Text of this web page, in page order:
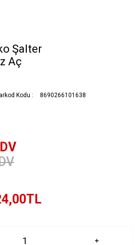
Şalter
Aç
Kodu : 8690266101638
TL